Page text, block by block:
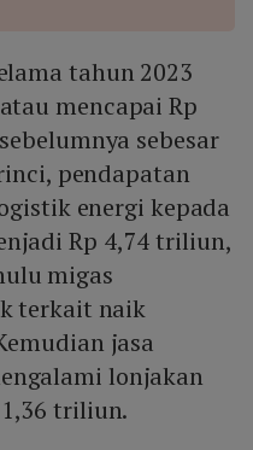
tahun 2023
mencapai Rp
sebesar
pendapatan
energi kepada
Rp 4,74 triliun,
migas
terkait naik
jasa
lonjakan
1,36 triliun.